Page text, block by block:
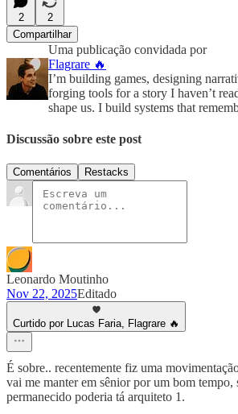
2
2
Compartilhar
Uma publicação convidada por
Flagrare 🔥
I’m building games, designing
forging tools for a story I haven’t
shape us. I build systems that
Discussão sobre este post
Comentários Restacks
Leonardo Moutinho
Nov 22, 2025Editado
Curtido por Lucas Faria, Flagrare 🔥
É sobre.. recentemente fiz uma
vai me manter em sênior por um bom tempo,
permanecido poderia tá arquiteto 1.